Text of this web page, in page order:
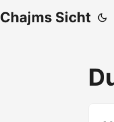
Chajms Sicht